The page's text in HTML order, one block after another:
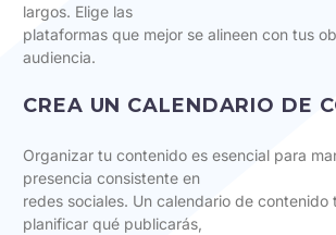
largos. Elige las
plataformas que mejor se alineen con tus
audiencia.
CREA UN CALENDARIO DE
Organizar tu contenido es esencial para
presencia consistente en
redes sociales. Un calendario de contenido
planificar qué publicarás,